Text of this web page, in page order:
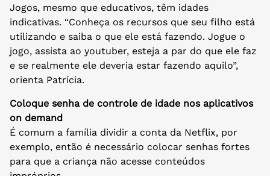
Jogos, mesmo que educativos, têm idades
indicativas. “Conheça os recursos que seu filho está
utilizando e saiba o que ele está fazendo. Jogue o
jogo, assista ao youtuber, esteja a par do que ele faz
e se realmente ele deveria estar fazendo aquilo”,
orienta Patrícia.
Coloque senha de controle de idade nos aplicativos
on demand
É comum a família dividir a conta da Netflix, por
exemplo, então é necessário colocar senhas fortes
para que a criança não acesse conteúdos